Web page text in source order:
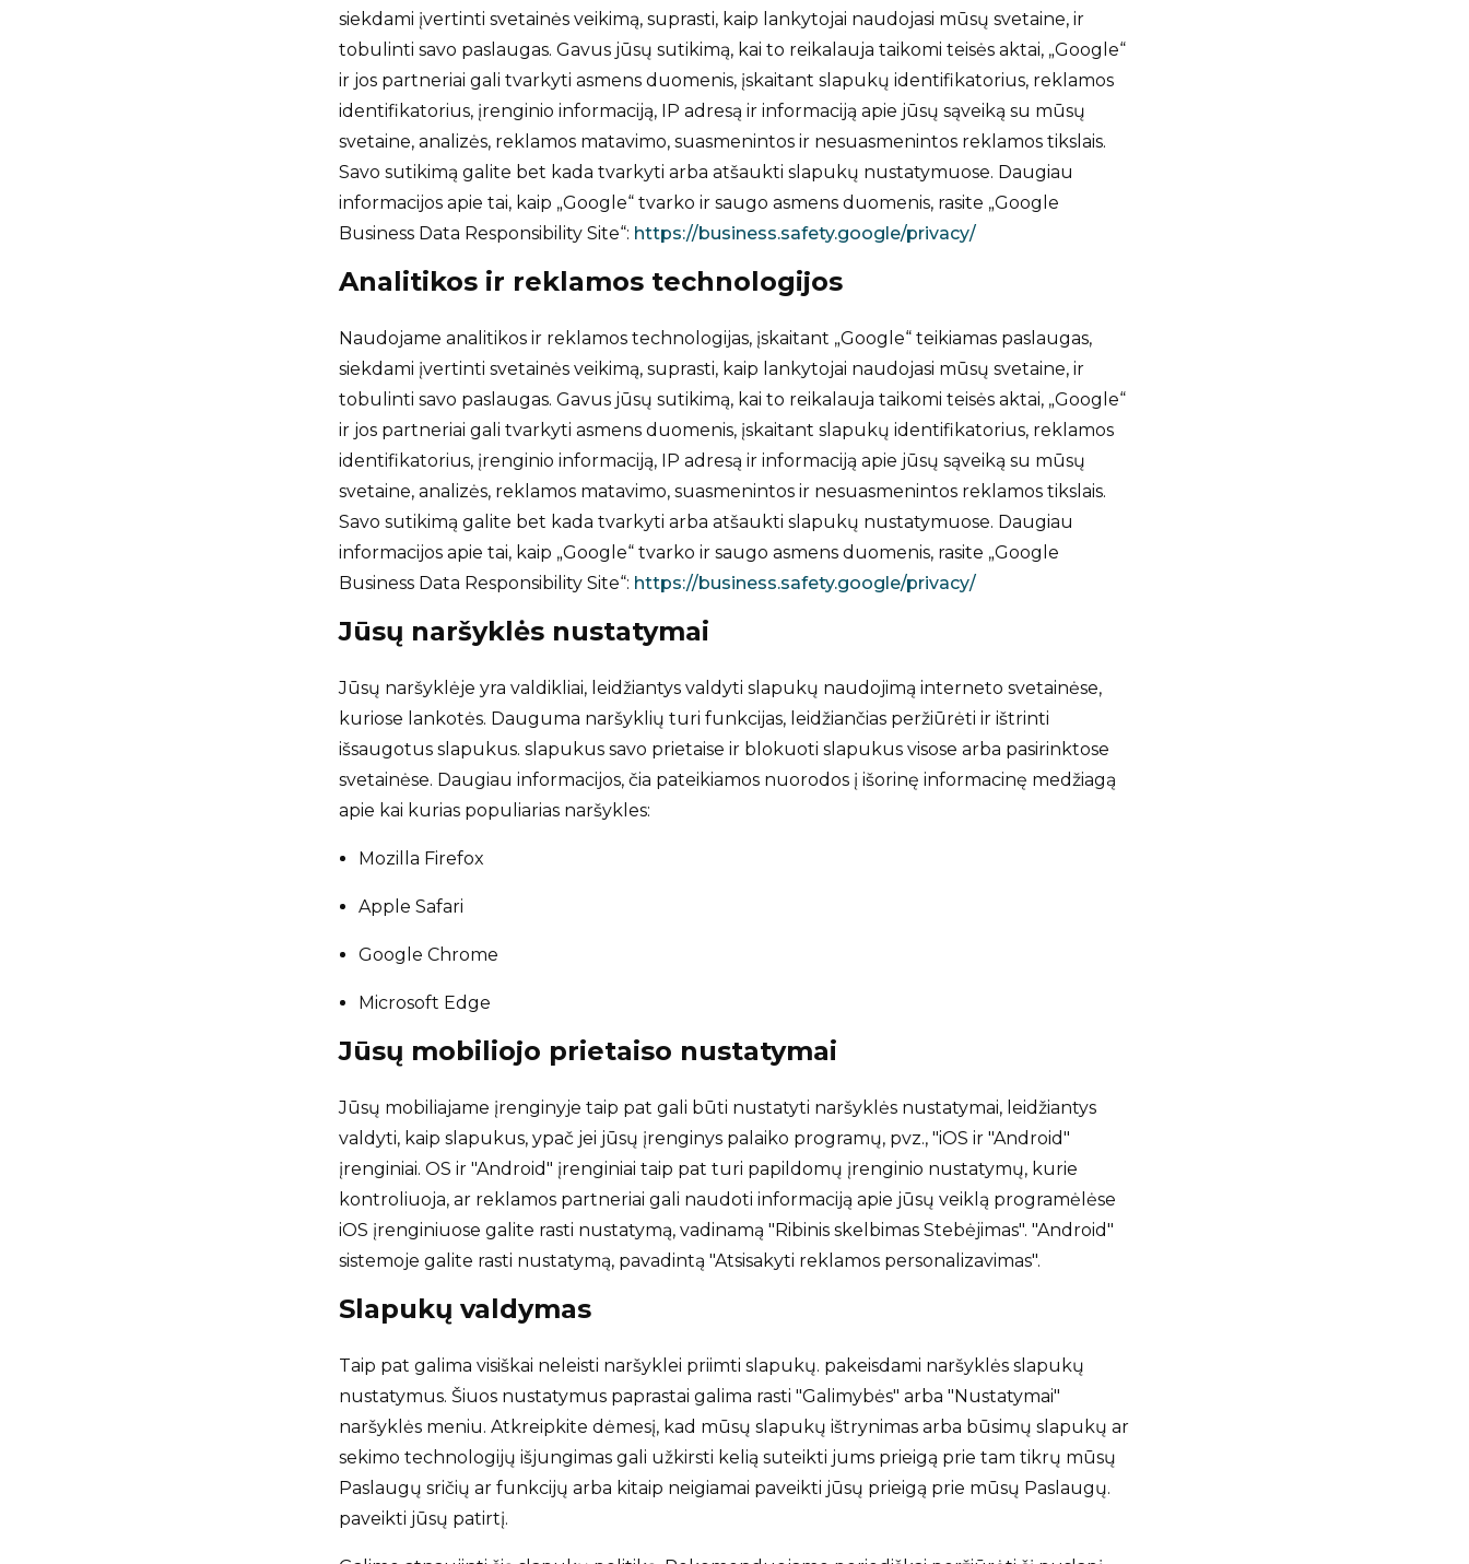
siekdami įvertinti svetainės veikimą, suprasti, kaip lankytojai naudojasi mūsų svetaine, ir
tobulinti savo paslaugas. Gavus jūsų sutikimą, kai to reikalauja taikomi teisės aktai, „Google“
ir jos partneriai gali tvarkyti asmens duomenis, įskaitant slapukų identifikatorius, reklamos
identifikatorius, įrenginio informaciją, IP adresą ir informaciją apie jūsų sąveiką su mūsų
svetaine, analizės, reklamos matavimo, suasmenintos ir nesuasmenintos reklamos tikslais.
Savo sutikimą galite bet kada tvarkyti arba atšaukti slapukų nustatymuose. Daugiau
informacijos apie tai, kaip „Google“ tvarko ir saugo asmens duomenis, rasite „Google
Business Data Responsibility Site“: https://business.safety.google/privacy/
Analitikos ir reklamos technologijos
Naudojame analitikos ir reklamos technologijas, įskaitant „Google“ teikiamas paslaugas,
siekdami įvertinti svetainės veikimą, suprasti, kaip lankytojai naudojasi mūsų svetaine, ir
tobulinti savo paslaugas. Gavus jūsų sutikimą, kai to reikalauja taikomi teisės aktai, „Google“
ir jos partneriai gali tvarkyti asmens duomenis, įskaitant slapukų identifikatorius, reklamos
identifikatorius, įrenginio informaciją, IP adresą ir informaciją apie jūsų sąveiką su mūsų
svetaine, analizės, reklamos matavimo, suasmenintos ir nesuasmenintos reklamos tikslais.
Savo sutikimą galite bet kada tvarkyti arba atšaukti slapukų nustatymuose. Daugiau
informacijos apie tai, kaip „Google“ tvarko ir saugo asmens duomenis, rasite „Google
Business Data Responsibility Site“: https://business.safety.google/privacy/
Jūsų naršyklės nustatymai
Jūsų naršyklėje yra valdikliai, leidžiantys valdyti slapukų naudojimą interneto svetainėse,
kuriose lankotės. Dauguma naršyklių turi funkcijas, leidžiančias peržiūrėti ir ištrinti
išsaugotus slapukus. slapukus savo prietaise ir blokuoti slapukus visose arba pasirinktose
svetainėse. Daugiau informacijos, čia pateikiamos nuorodos į išorinę informacinę medžiagą
apie kai kurias populiarias naršykles:
Mozilla Firefox
Apple Safari
Google Chrome
Microsoft Edge
Jūsų mobiliojo prietaiso nustatymai
Jūsų mobiliajame įrenginyje taip pat gali būti nustatyti naršyklės nustatymai, leidžiantys
valdyti, kaip slapukus, ypač jei jūsų įrenginys palaiko programų, pvz., "iOS ir "Android"
įrenginiai. OS ir "Android" įrenginiai taip pat turi papildomų įrenginio nustatymų, kurie
kontroliuoja, ar reklamos partneriai gali naudoti informaciją apie jūsų veiklą programėlėse
iOS įrenginiuose galite rasti nustatymą, vadinamą "Ribinis skelbimas Stebėjimas". "Android"
sistemoje galite rasti nustatymą, pavadintą "Atsisakyti reklamos personalizavimas".
Slapukų valdymas
Taip pat galima visiškai neleisti naršyklei priimti slapukų. pakeisdami naršyklės slapukų
nustatymus. Šiuos nustatymus paprastai galima rasti "Galimybės" arba "Nustatymai"
naršyklės meniu. Atkreipkite dėmesį, kad mūsų slapukų ištrynimas arba būsimų slapukų ar
sekimo technologijų išjungimas gali užkirsti kelią suteikti jums prieigą prie tam tikrų mūsų
Paslaugų sričių ar funkcijų arba kitaip neigiamai paveikti jūsų prieigą prie mūsų Paslaugų.
paveikti jūsų patirtį.